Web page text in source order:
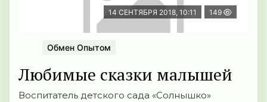
14 СЕНТЯБРЯ 2018, 10:11 149
Обмен Опытом
Любимые сказки малышей
Воспитатель детского сада «Солнышко»